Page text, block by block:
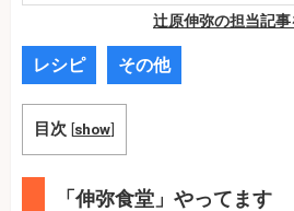
辻原伸弥の担当記
レシピ その他
目次 [show]
「伸弥食堂」やってます